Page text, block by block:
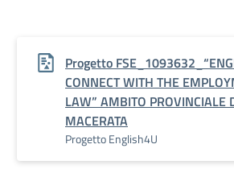
Progetto
CONNECT WITH THE
LAW” AMBITO PROVINCIALE
MACERATA
Progetto English4U